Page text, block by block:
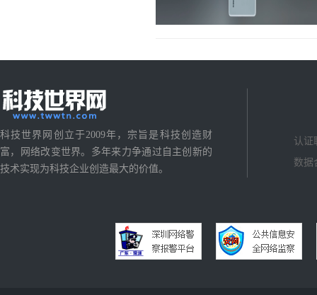
科技世界网创立于2009年，宗旨是科技创造财
富，网络改变世界。多年来力争通过自主创新的
技术实现为科技企业创造最大的价值。
认证
数据